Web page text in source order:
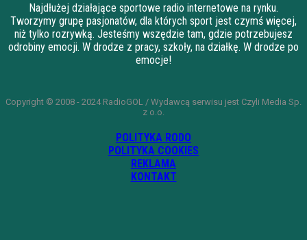
Najdłużej działające sportowe radio internetowe na rynku.
Tworzymy grupę pasjonatów, dla których sport jest czymś więcej,
niż tylko rozrywką. Jesteśmy wszędzie tam, gdzie potrzebujesz
odrobiny emocji. W drodze z pracy, szkoły, na działkę. W drodze po
emocje!
Copyright © 2008 - 2024 RadioGOL / Wydawcą serwisu jest Czyli Media Sp.
z o.o.
POLITYKA RODO
POLITYKA COOKIES
REKLAMA
KONTAKT